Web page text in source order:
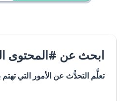
ابحث عن #المحتوى
تعلَّم التحدُّث عن الأمور التي تهتم